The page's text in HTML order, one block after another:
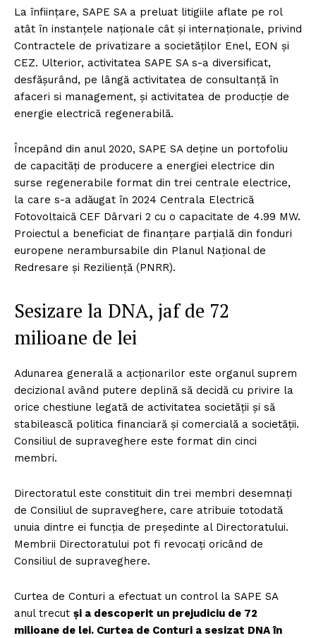
La înființare, SAPE SA a preluat litigiile aflate pe rol
atât în instanțele naționale cât și internaționale, privind
Contractele de privatizare a societăților Enel, EON și
CEZ. Ulterior, activitatea SAPE SA s-a diversificat,
desfășurând, pe lângă activitatea de consultanță în
afaceri si management, și activitatea de producție de
energie electrică regenerabilă.
Începând din anul 2020, SAPE SA deține un portofoliu
de capacități de producere a energiei electrice din
surse regenerabile format din trei centrale electrice,
la care s-a adăugat în 2024 Centrala Electrică
Fotovoltaică CEF Dârvari 2 cu o capacitate de 4.99 MW.
Proiectul a beneficiat de finanțare parțială din fonduri
europene nerambursabile din Planul Național de
Redresare şi Reziliență (PNRR).
Sesizare la DNA, jaf de 72
milioane de lei
Adunarea generală a acţionarilor este organul suprem
decizional având putere deplină să decidă cu privire la
orice chestiune legată de activitatea societăţii şi să
stabilească politica financiară şi comercială a societăţii.
Consiliul de supraveghere este format din cinci
membri.
Directoratul este constituit din trei membri desemnaţi
de Consiliul de supraveghere, care atribuie totodată
unuia dintre ei funcţia de preşedinte al Directoratului.
Membrii Directoratului pot fi revocaţi oricând de
Consiliul de supraveghere.
Curtea de Conturi a efectuat un control la SAPE SA
anul trecut și a descoperit un prejudiciu de 72
milioane de lei. Curtea de Conturi a sesizat DNA în